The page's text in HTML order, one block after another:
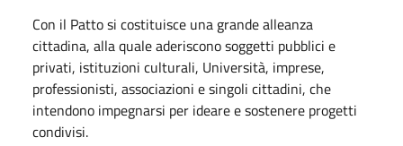
Con il Patto si costituisce una grande alleanza
cittadina, alla quale aderiscono soggetti pubblici e
privati, istituzioni culturali, Università, imprese,
professionisti, associazioni e singoli cittadini, che
intendono impegnarsi per ideare e sostenere progetti
condivisi.